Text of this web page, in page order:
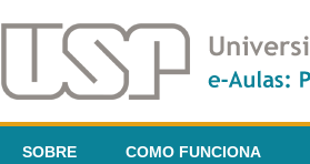
SOBRE COMO FUNCIONA